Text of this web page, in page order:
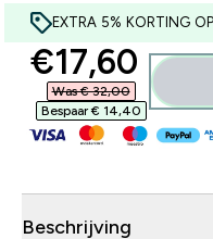
EXTRA 5% KORTING
€17,60‎
Was € 32,00‎
Bespaar € 14,40‎
Beschrijving